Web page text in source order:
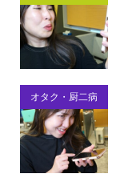
オタク・厨二病